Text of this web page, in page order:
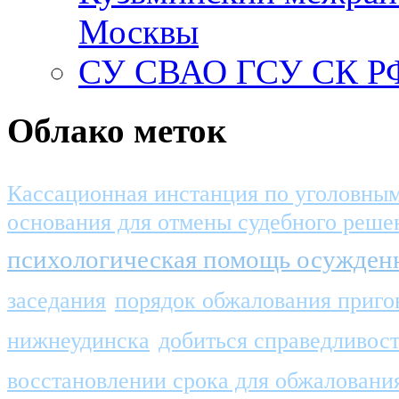
Москвы
СУ СВАО ГСУ СК
Облако меток
Кассационная инстанция по
основания для отмены судебного
психологическая помощь
заседания порядок обжалования
нижнеудинска добиться
восстановлении срока для